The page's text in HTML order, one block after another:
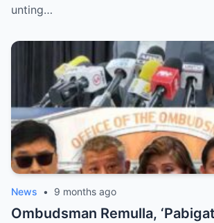
unting…
News • 9 months ago
Ombudsman Remulla,